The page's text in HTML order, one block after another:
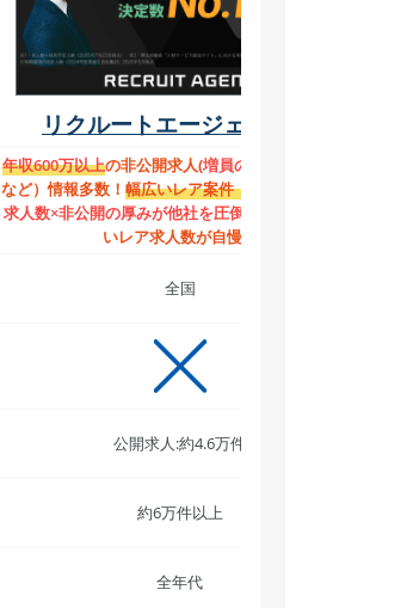
リクルートエージェント IT
年収600万以上の非公開求人(増員の裏事情・高待遇
など）情報多数！ 幅広いレア案件（非公開）多数。
求人数×非公開の厚みが他社を圧倒！
いレア求人数が自慢！
全国
公開求人:約4.6万件
約6万件以上
全年代